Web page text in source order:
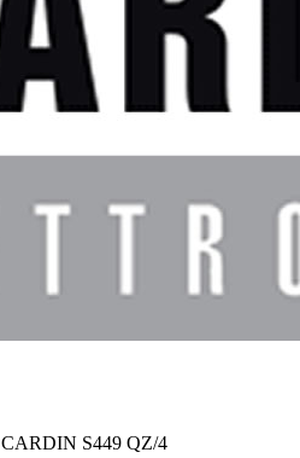
CARDIN S449 QZ/4